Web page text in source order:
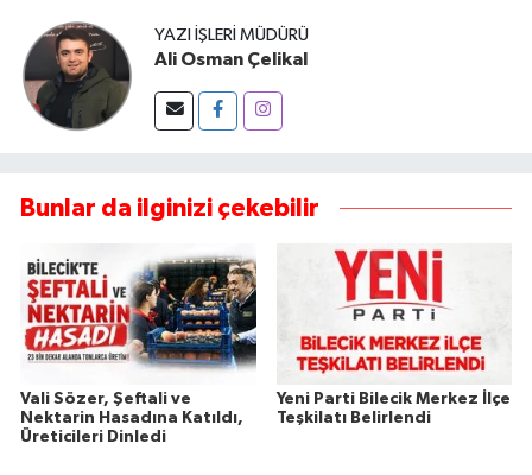
YAZI İŞLERI MÜDÜRÜ
Ali Osman Çelikal
Bunlar da ilginizi çekebilir
Vali Sözer, Şeftali ve
Nektarin Hasadına Katıldı,
Üreticileri Dinledi
Yeni Parti Bilecik Merkez İlçe
Teşkilatı Belirlendi